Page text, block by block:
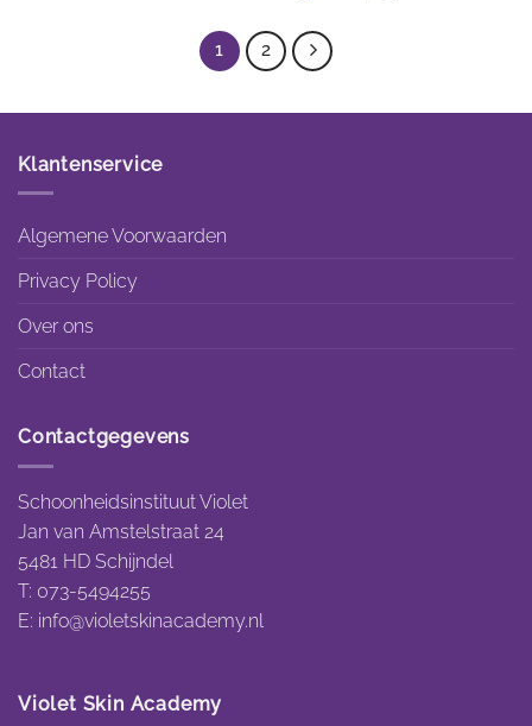
1 2
Klantenservice
Algemene Voorwaarden
Privacy Policy
Over ons
Contact
Contactgegevens
Schoonheidsinstituut Violet
Jan van Amstelstraat 24
5481 HD Schijndel
T: 073-5494255
E: info@violetskinacademy.nl
Violet Skin Academy